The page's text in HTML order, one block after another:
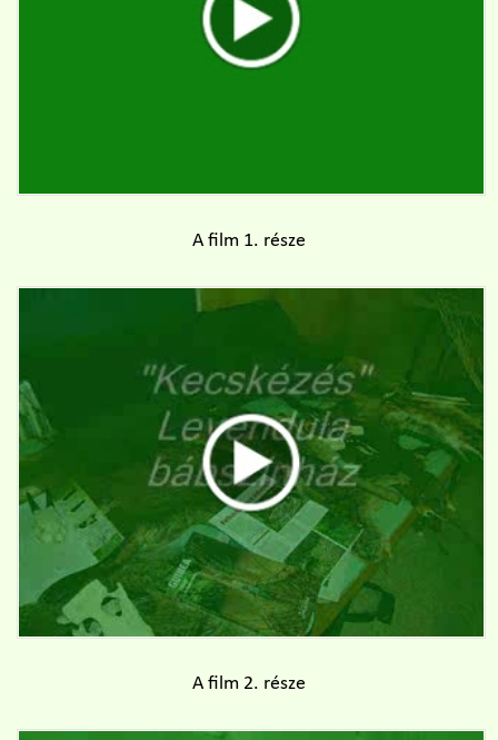
A film 1. része
A film 2. része